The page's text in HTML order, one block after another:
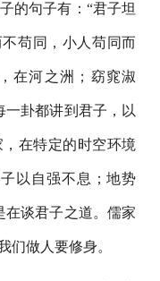
的句子有：“君子坦
苟同，小人苟同而
在河之洲；窈窕淑
一卦都讲到君子，以
在特定的时空环境
以自强不息；地势
在谈君子之道。儒家
们做人要修身。